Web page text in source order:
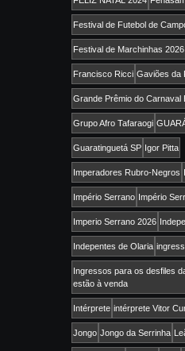
Festival de Futebol de
Festival de Marchinhas 2026
Francisco Ricci Gaviões da
Grande Prêmio do Carnaval
Grupo Afro Tafaraogi
Guaratinguetá SP Igor Pitta
Imperadores Rubro-Negros
Império Serrano Império
Imperio Serrano 2026
Indepentes de Olaria
Ingressos para os desfiles
estão à venda
Intérprete intérprete Vitor
Jongo Jongo da Serrinha